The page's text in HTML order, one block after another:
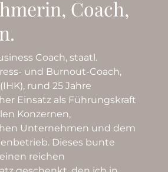
Coach,
Coach, staatl.
und Burnout-Coach,
rund 25 Jahre
Einsatz als Führungskraft
Konzernen,
Unternehmen und dem
Dieses bunte
reichen